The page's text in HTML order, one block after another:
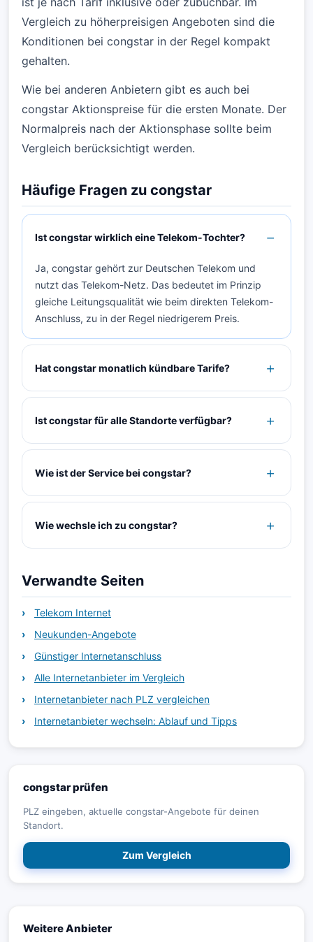
Vergleich zu höherpreisigen Angeboten sind die
Konditionen bei congstar in der Regel kompakt
gehalten.
Wie bei anderen Anbietern gibt es auch bei
congstar Aktionspreise für die ersten Monate. Der
Normalpreis nach der Aktionsphase sollte beim
Vergleich berücksichtigt werden.
Häufige Fragen zu congstar
Ist congstar wirklich eine Telekom-Tochter?
Ja, congstar gehört zur Deutschen Telekom und
nutzt das Telekom-Netz. Das bedeutet im Prinzip
gleiche Leitungsqualität wie beim direkten Telekom-
Anschluss, zu in der Regel niedrigerem Preis.
Hat congstar monatlich kündbare Tarife?
Ist congstar für alle Standorte verfügbar?
Wie ist der Service bei congstar?
Wie wechsle ich zu congstar?
Verwandte Seiten
Telekom Internet
Neukunden-Angebote
Günstiger Internetanschluss
Alle Internetanbieter im Vergleich
Internetanbieter nach PLZ vergleichen
Internetanbieter wechseln: Ablauf und Tipps
congstar prüfen
PLZ eingeben, aktuelle congstar-Angebote für deinen
Standort.
Zum Vergleich
Weitere Anbieter